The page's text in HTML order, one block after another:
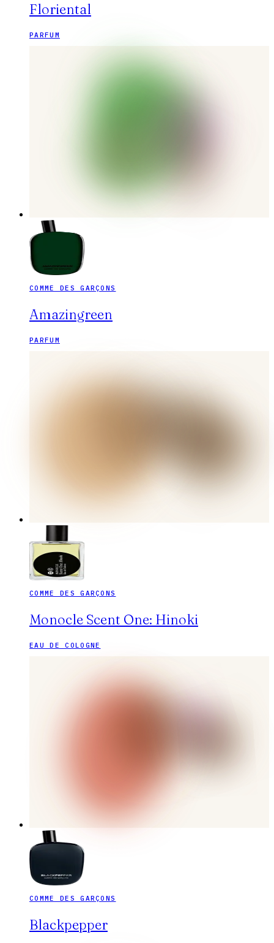
Floriental
PARFUM
COMME DES GARÇONS
Amazingreen
PARFUM
COMME DES GARÇONS
Monocle Scent One: Hinoki
EAU DE COLOGNE
COMME DES GARÇONS
Blackpepper